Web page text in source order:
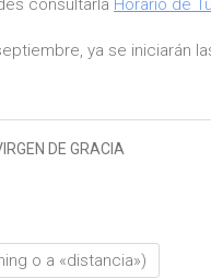
consultarla Horario de
ya se iniciarán
DE GRACIA
o a «distancia»)